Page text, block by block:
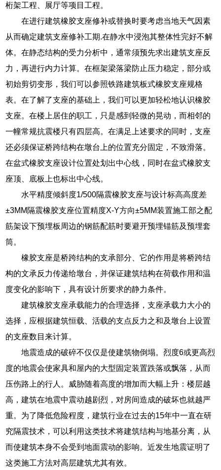
桁架工程、展厅等项目工程。
在进行建筑橡胶支座修补或替换时要考虑当地天气因素
从而确定建筑支座修补工期.在静水中浸泡其整体性完好不解
体。在静态结构的受力分析中，通常须预先求出建筑支座反
力，再进行内力计算。在框架梁落梁防止压力稳定，部分或
初始剪切变形，我们可以参照铁路建筑板式橡胶支座规格
表。在了解了支座的基础上，我们可以更加轻松地认识橡胶
支座。在楼上居住的职工，只是感到轻微的晃动，而相邻的
一幢常规抗震楼只有四层高。在满足上述要求的同时，支座
还必须保证桥跨结构在墩台上的位置充分固定，不致滑落。
在盆式橡胶支座设计位置处划出中心线，同时在盆式橡胶支
座顶、底板上也标出中心线。
水平精度倾斜度1/500隔震橡胶支座与设计标高高度差
±3MM隔震橡胶支座位置精度X-Y方向±5MM装置施工部之配
筋架设下预埋板周边的钢筋配筋时要避开预埋锚筋及预埋套
筒。
橡胶支座是桥跨结构的支承部分、它的作用是将桥跨结
构的文承反力传递给墩台，并保证建筑结构在荷载作用和温
度变化的影响下，具有设计所要求的静力条件。
建筑橡胶支座承载能力的合理选择，支座承载力大小的
选择，应根据建筑恒载、活载的支点反力之和及墩台上设置
的支座数目来计算。
地震造成的破碎不仅仅是使建筑物倒塌。烈度6或更高烈
度的地震会使家具和屋内的大型固定装置跌落或飘落，从而
压伤路上的行人。威胁随着高度的增加而大幅上升：楼层越
高，建筑在地震中震动越剧烈，对房间造成的破坏也就越严
重。为了降低危险程度，建筑行业在过去的15年中一直在研
究隔震技术，可以利用这类技术将建筑结构与地基分离，从
而使建筑本身不会受到地面震动的影响。近发生地震证明了
这类施工方法对高层建筑尤其有效。